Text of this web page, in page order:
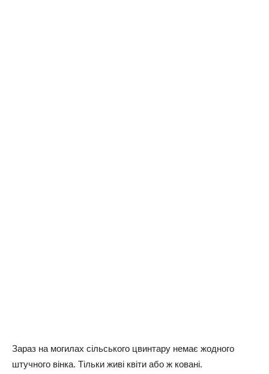
Зараз на могилах сільського цвинтару немає жодного
штучного вінка. Тільки живі квіти або ж ковані.